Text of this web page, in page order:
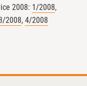
2008: 1/2008,
2008,4/2008